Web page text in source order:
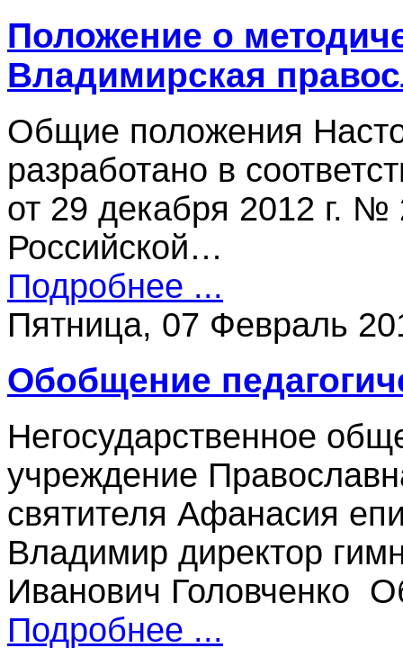
Положение о
Владимирская
Общие положения
разработано в
от 29 декабря 2012 г.
Российской…
Подробнее ...
Пятница, 07 Февраль
Обобщение
Негосударственное
учреждение
святителя Афанасия
Владимир директор
Иванович Головченко
Подробнее ...